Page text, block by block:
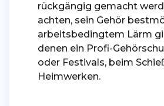
rückgängig gemacht
achten, sein Gehör
arbeitsbedingtem Lärm
denen ein Profi-
oder Festivals, beim
Heimwerken.